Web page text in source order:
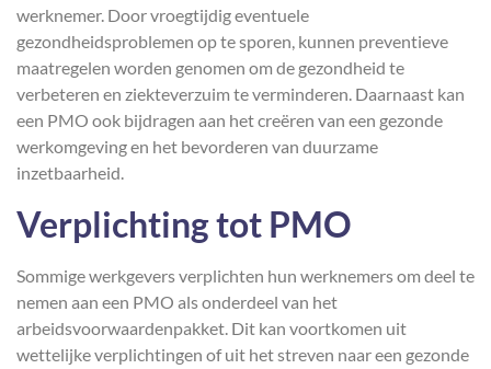
werknemer. Door vroegtijdig eventuele
gezondheidsproblemen op te sporen, kunnen preventieve
maatregelen worden genomen om de gezondheid te
verbeteren en ziekteverzuim te verminderen. Daarnaast kan
een PMO ook bijdragen aan het creëren van een gezonde
werkomgeving en het bevorderen van duurzame
inzetbaarheid.
Verplichting tot PMO
Sommige werkgevers verplichten hun werknemers om deel te
nemen aan een PMO als onderdeel van het
arbeidsvoorwaardenpakket. Dit kan voortkomen uit
wettelijke verplichtingen of uit het streven naar een gezonde